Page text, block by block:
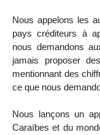
Nous appelons les
pays créditeurs à
nous demandons
jamais proposer
mentionnant des
ce que nous
Nous lançons un
Caraïbes et du